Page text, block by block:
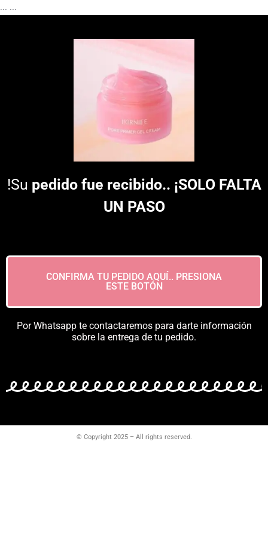
... ...
!Su pedido fue recibido.. ¡SOLO FALTA
UN PASO
CONFIRMA TU PEDIDO AQUÍ.. PRESIONA
ESTE BOTÓN
Por Whatsapp te contactaremos para darte información
sobre la entrega de tu pedido.
© Copyright 2025 – All rights reserved.